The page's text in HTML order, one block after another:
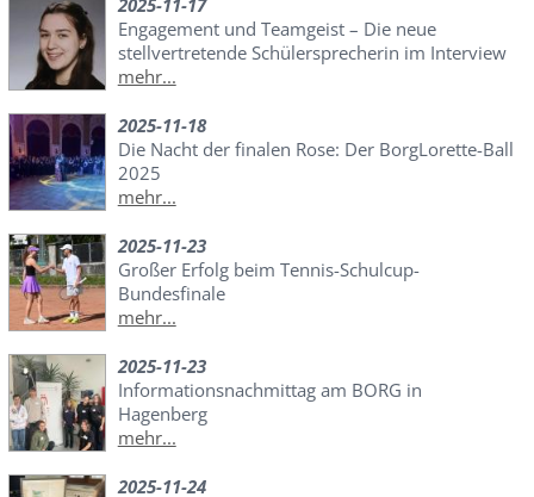
Engagement und Teamgeist – Die neue
stellvertretende Schülersprecherin im Interview
mehr...
2025-11-18
Die Nacht der finalen Rose: Der BorgLorette-Ball
2025
mehr...
2025-11-23
Großer Erfolg beim Tennis-Schulcup-
Bundesfinale
mehr...
2025-11-23
Informationsnachmittag am BORG in
Hagenberg
mehr...
2025-11-24